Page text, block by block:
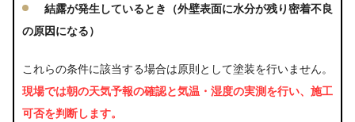
結露が発生しているとき（外壁表面に水分が残り密着不良
の原因になる）
これらの条件に該当する場合は原則として塗装を行いません。
現場では朝の天気予報の確認と気温・湿度の実測を行い、施工
可否を判断します。